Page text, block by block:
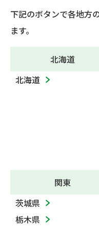
下記のボタンで各地方
ます。
北海道
北海道
関東
茨城県
栃木県